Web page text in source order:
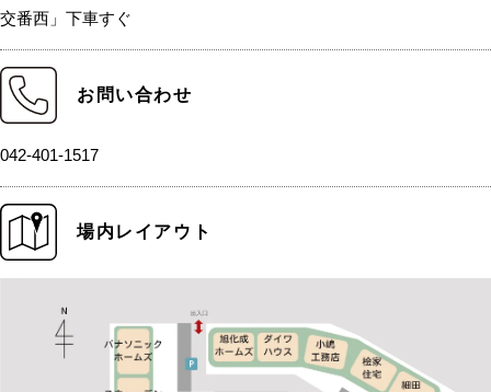
交番西」下車すぐ
お問い合わせ
042-401-1517
場内レイアウト